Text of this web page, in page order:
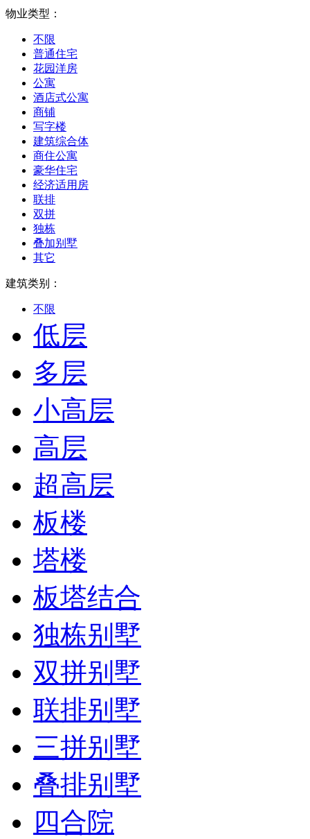
物业类型：
不限
普通住宅
花园洋房
公寓
酒店式公寓
商铺
写字楼
建筑综合体
商住公寓
豪华住宅
经济适用房
联排
双拼
独栋
叠加别墅
其它
建筑类别：
不限
低层
多层
小高层
高层
超高层
板楼
塔楼
板塔结合
独栋别墅
双拼别墅
联排别墅
三拼别墅
叠排别墅
四合院